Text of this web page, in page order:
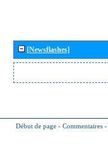
[Newsflashes]
Début de page - Commentaires -